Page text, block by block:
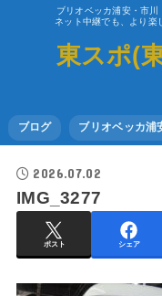
ブリオベッカ浦安・市
ネット中継でも、より楽
東スポ(
ブログ ブリオベッカ
2026.07.02
IMG_3277
ポスト シェア